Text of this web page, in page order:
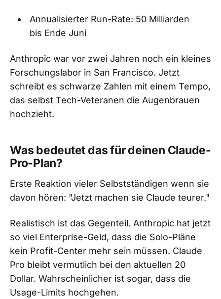
Annualisierter Run-Rate: 50 Milliarden
bis Ende Juni
Anthropic war vor zwei Jahren noch ein kleines
Forschungslabor in San Francisco. Jetzt
schreibt es schwarze Zahlen mit einem Tempo,
das selbst Tech-Veteranen die Augenbrauen
hochzieht.
Was bedeutet das für deinen Claude-
Pro-Plan?
Erste Reaktion vieler Selbstständigen wenn sie
davon hören: "Jetzt machen sie Claude teurer."
Realistisch ist das Gegenteil. Anthropic hat jetzt
so viel Enterprise-Geld, dass die Solo-Pläne
kein Profit-Center mehr sein müssen. Claude
Pro bleibt vermutlich bei den aktuellen 20
Dollar. Wahrscheinlicher ist sogar, dass die
Usage-Limits hochgehen.